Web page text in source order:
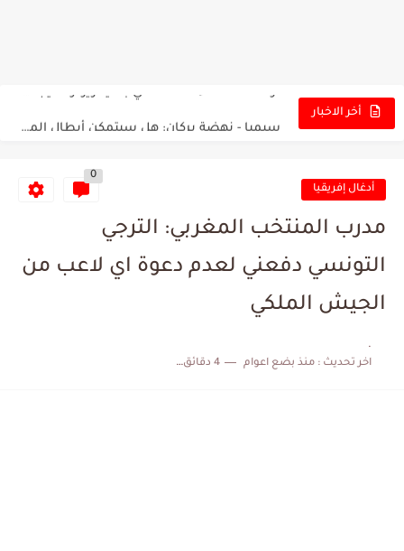
أخر الاخبار
البرنامج الكامل لنهائي البطولة بين الاتحاد المنستيري والنادي الإفريقي
المدرب التونسي المتألق معين الشعباني يكشف عن اهدافه المستقبلية
كابتن مانشستر يونايتد يدعم حنبعل المجبري
أدغال إفريقيا
0
مدرب المنتخب المغربي: الترجي
التونسي دفعني لعدم دعوة اي لاعب من
الجيش الملكي
.
اخر تحديث :منذ بضع اعوام 4 دقائق للقراءة